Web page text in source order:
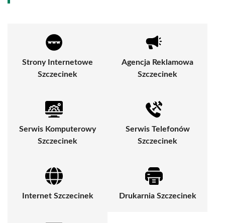
Strony Internetowe
Szczecinek
Agencja Reklamowa
Szczecinek
Serwis Komputerowy
Szczecinek
Serwis Telefonów
Szczecinek
Internet Szczecinek Drukarnia Szczecinek